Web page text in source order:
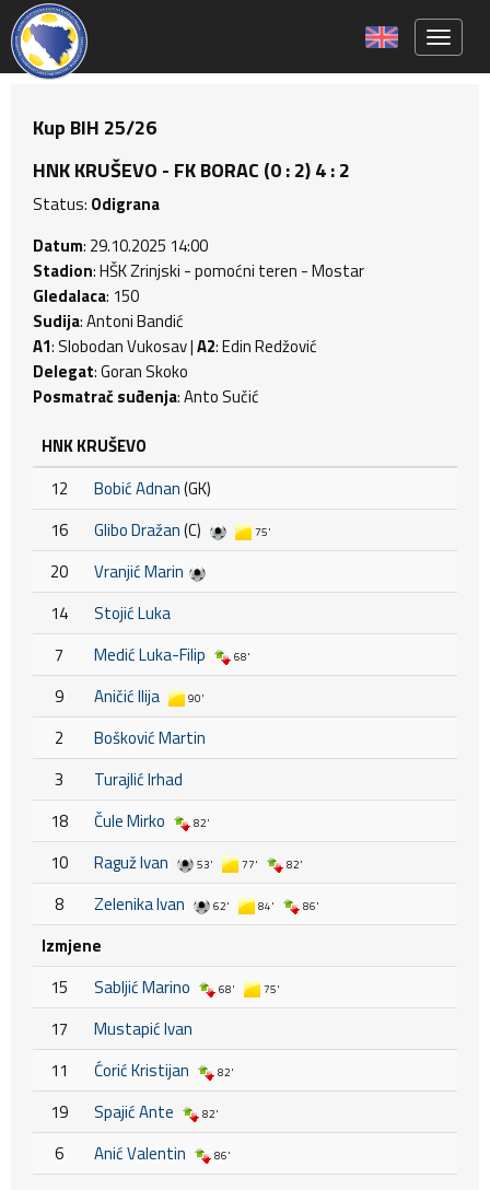
Kup BIH 25/26
HNK KRUŠEVO - FK BORAC (0 : 2) 4 : 2
Status: Odigrana
Datum: 29.10.2025 14:00
Stadion: HŠK Zrinjski - pomoćni teren - Mostar
Gledalaca: 150
Sudija: Antoni Bandić
A1: Slobodan Vukosav |A2: Edin Redžović
Delegat: Goran Skoko
Posmatrač suđenja: Anto Sučić
HNK KRUŠEVO
12
Bobić Adnan(GK)
16
Glibo Dražan(C) 75'
20
Vranjić Marin
14
Stojić Luka
7
Medić Luka-Filip 68'
9 Aničić Ilija 90'
2
Bošković Martin
3
Turajlić Irhad
18
Čule Mirko 82'
10 Raguž Ivan 53' 77' 82'
8 Zelenika Ivan 62' 84' 86'
Izmjene
15
Sabljić Marino 68' 75'
17
Mustapić Ivan
11
Ćorić Kristijan 82'
19 Spajić Ante 82'
6 Anić Valentin 86'